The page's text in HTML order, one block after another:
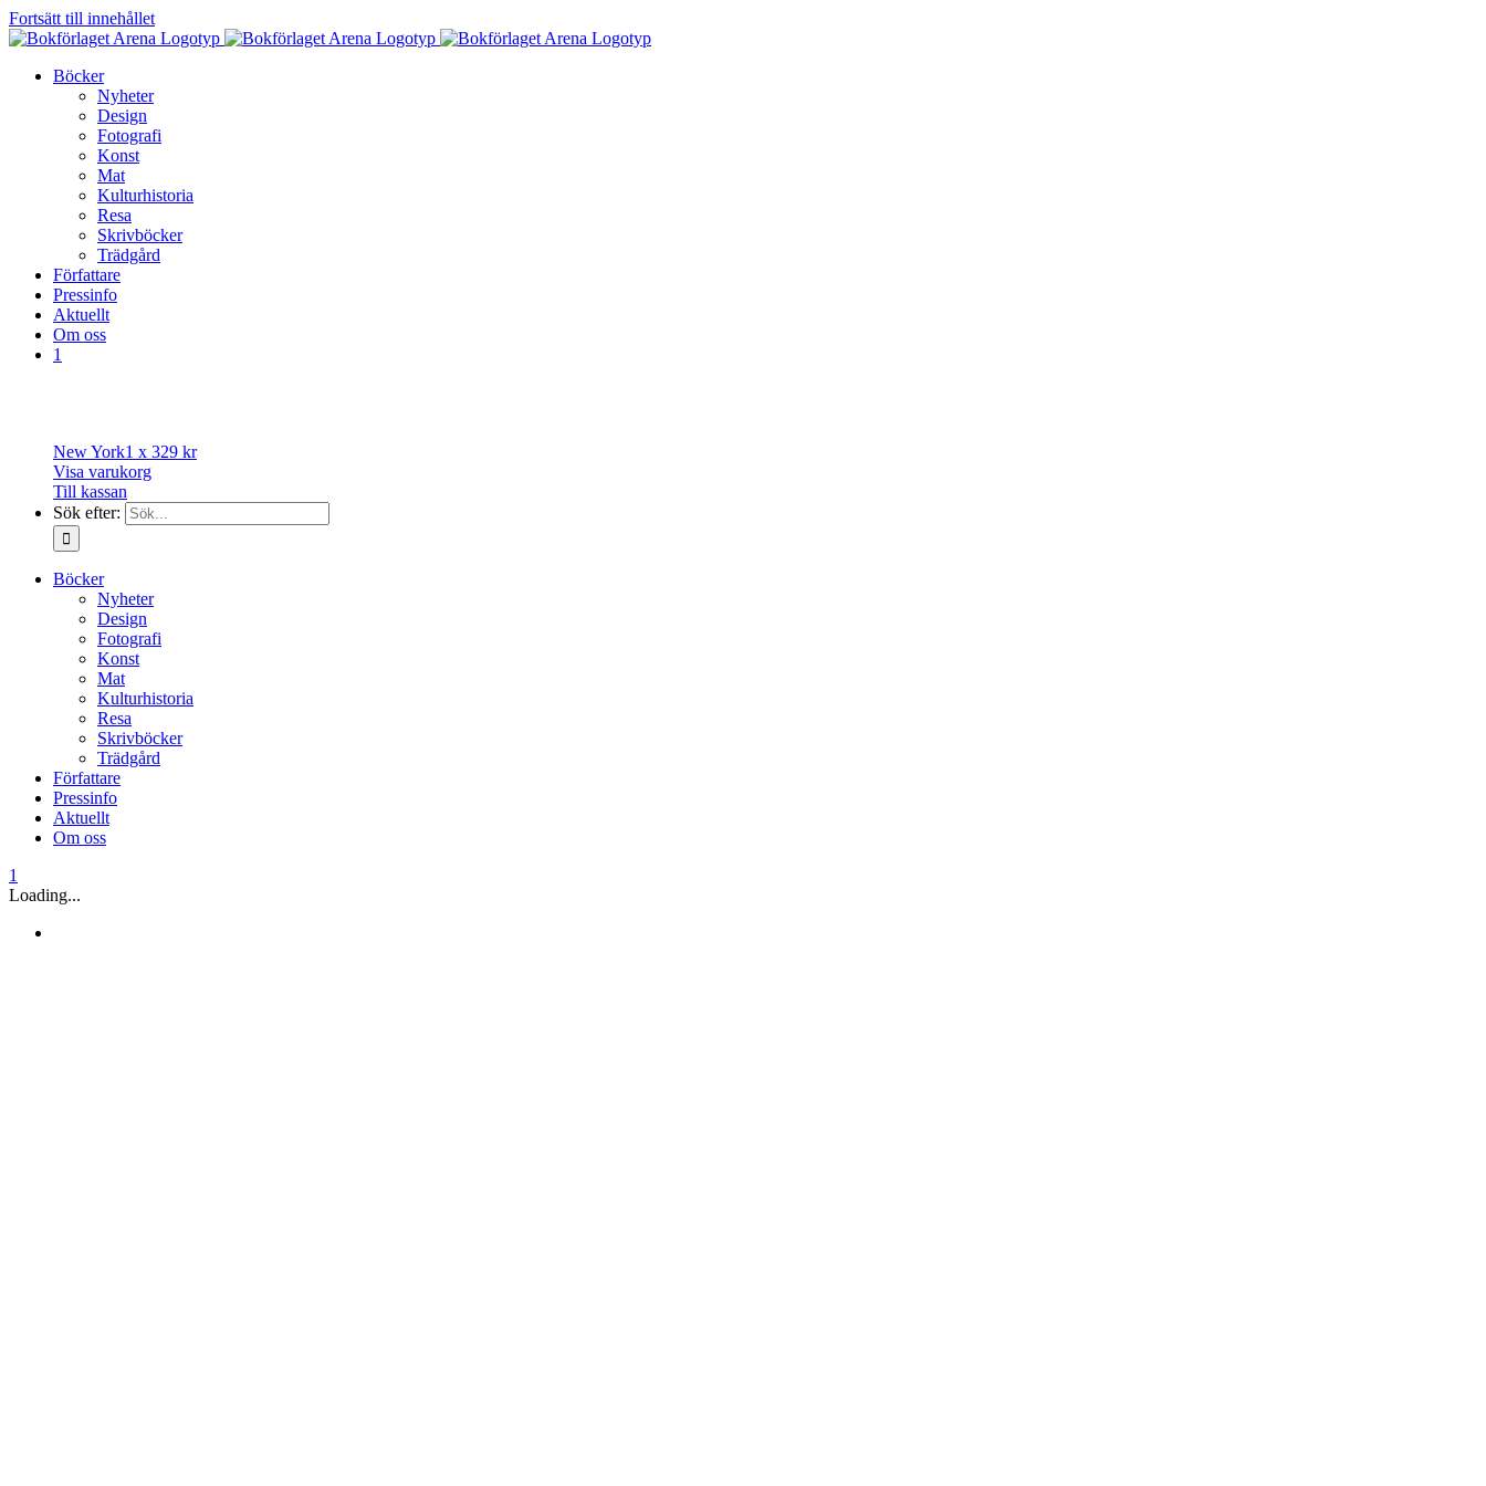
Fortsätt till innehållet
Böcker
Nyheter
Design
Fotografi
Konst
Mat
Kulturhistoria
Resa
Skrivböcker
Trädgård
Författare
Pressinfo
Aktuellt
Om oss
1
New York1 x 329 kr
Visa varukorg
Till kassan
Sök efter:
Böcker
Nyheter
Design
Fotografi
Konst
Mat
Kulturhistoria
Resa
Skrivböcker
Trädgård
Författare
Pressinfo
Aktuellt
Om oss
1
Loading...